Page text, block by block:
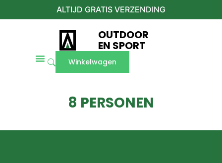
ALTIJD GRATIS VERZENDING
OUTDOOR
EN SPORT
Winkelwagen
8 PERSONEN